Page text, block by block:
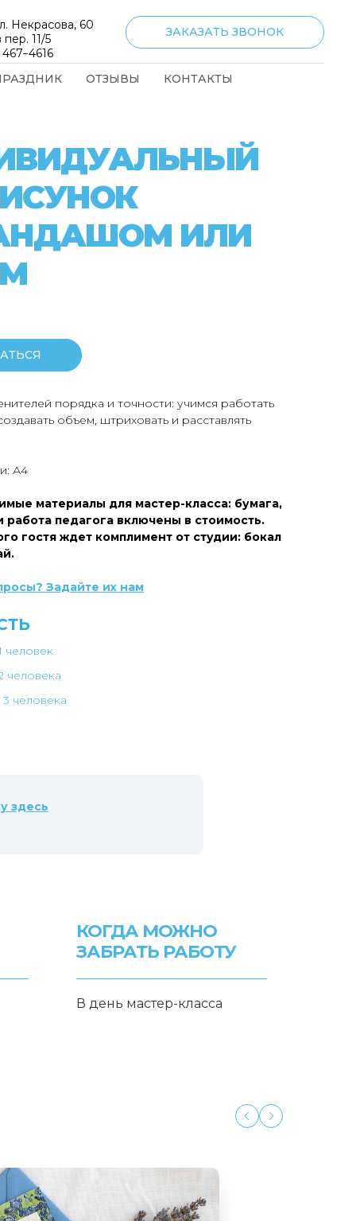
Некрасова, 60
пер. 11/5
ЗАКАЗАТЬ ЗВОНОК
ОТЗЫВЫ КОНТАКТЫ
ИЛИ
порядка и точности: учимся работать
объем, штриховать и расставлять
А4
материалы для мастер-класса: бумага,
работа педагога включены в стоимость.
гостя ждет комплимент от студии: бокал
Задайте их нам
человек
человека
человека
здесь
КОГДА МОЖНО
ЗАБРАТЬ РАБОТУ
В день мастер-класса